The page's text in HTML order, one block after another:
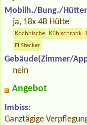
Mobilh./Bung./
ja, 18x 4B Hütte
Kochnische Kühlschrank
El.Stecker
Gebäude(Zimmer/
nein
Angebot
Imbiss:
Ganztägige